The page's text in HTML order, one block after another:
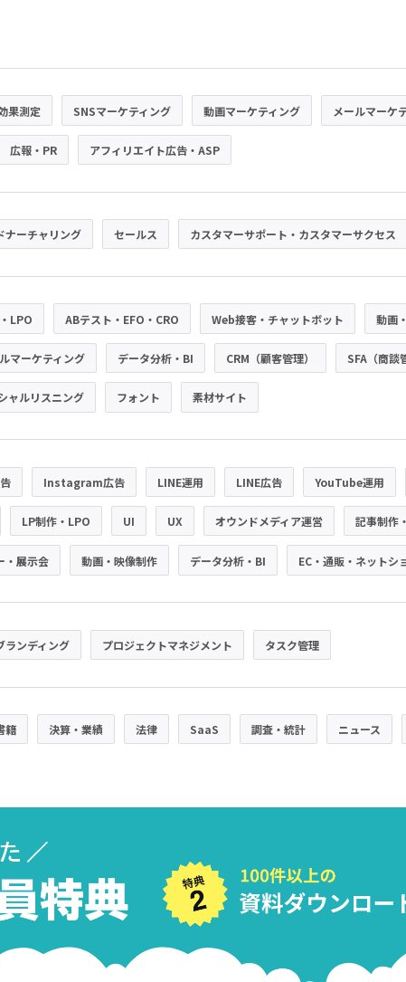
果測定 SNSマーケティング 動画マーケティング メールマーケ
広報・PR アフィリエイト広告・ASP
ナーチャリング セールス カスタマーサポート・カスタマーサクセス
LPO ABテスト・EFO・CRO Web接客・チャットボット 動画
マーケティング データ分析・BI CRM（顧客管理） SFA（商談
ャルリスニング フォント 素材サイト
Instagram広告 LINE運用 LINE広告 YouTube運用
LP制作・LPO UI UX オウンドメディア運営 記事制作
・展示会 動画・映像制作 データ分析・BI EC・通販・ネットシ
ランディング プロジェクトマネジメント タスク管理
籍 決算・業績 法律 SaaS 調査・統計 ニュース